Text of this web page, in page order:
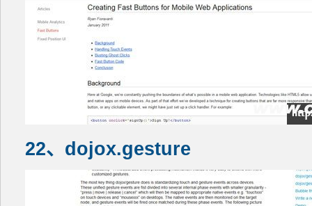
22、dojox.gesture